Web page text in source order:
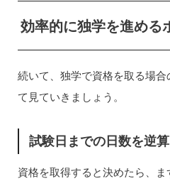
効率的に独学を進める
続いて、独学で資格を取る場
て見ていきましょう。
試験日までの日数を逆
資格を取得すると決めたら、ま